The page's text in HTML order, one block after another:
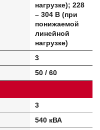
нагрузке); 228
– 304 В (при
понижаемой
линейной
нагрузке)
3
50 / 60
3
540 кВА